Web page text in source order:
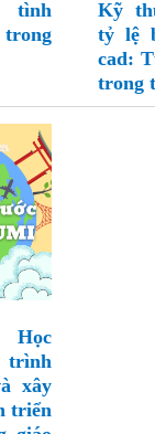
Kỹ
tỷ lệ
cad:
trong
Học
trình
xây
triển